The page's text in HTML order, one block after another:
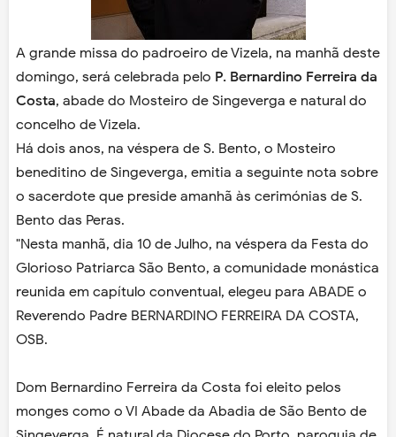
A grande missa do padroeiro de Vizela, na manhã deste
domingo, será celebrada pelo P. Bernardino Ferreira da
Costa, abade do Mosteiro de Singeverga e natural do
concelho de Vizela.
Há dois anos, na véspera de S. Bento, o Mosteiro
beneditino de Singeverga, emitia a seguinte nota sobre
o sacerdote que preside amanhã às cerimónias de S.
Bento das Peras.
"Nesta manhã, dia 10 de Julho, na véspera da Festa do
Glorioso Patriarca São Bento, a comunidade monástica
reunida em capítulo conventual, elegeu para ABADE o
Reverendo Padre BERNARDINO FERREIRA DA COSTA,
OSB.
Dom Bernardino Ferreira da Costa foi eleito pelos
monges como o VI Abade da Abadia de São Bento de